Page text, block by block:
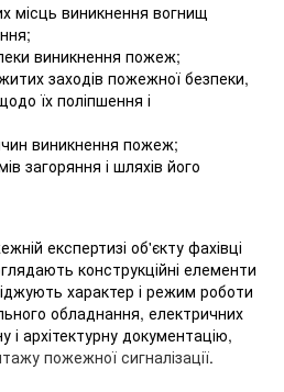
місць виникнення вогнищ
виникнення пожеж;
заходів пожежної безпеки,
їх поліпшення і
виникнення пожеж;
загоряння і шляхів його
експертизі об'єкту фахівці
конструкційні елементи
характер і режим роботи
обладнання, електричних
архітектурну документацію,
пожежної сигналізації.